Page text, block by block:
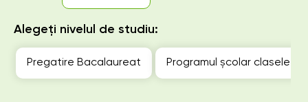
Alegeți nivelul de studiu:
Pregatire Bacalaureat Programul școlar clasele 1-